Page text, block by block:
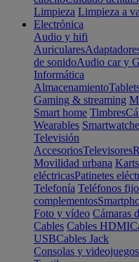
Limpieza Limpieza a
Electrónica
Audio y hifi
Auriculares
de sonidoAudio car y
Informática
Almacenamiento
Gaming & streaming
Smart home Timbres
Wearables
Televisión
AccesoriosTelevisores
Movilidad urbana Karts
eléctricasPatinetes
Telefonía Teléfonos
complementos
Foto y vídeo Cámaras
Cables Cables HDMI
USBCables Jack
Consolas y videojuegos